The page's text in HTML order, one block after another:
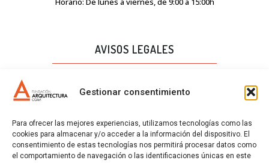
Gestionar consentimiento
Para ofrecer las mejores experiencias, utilizamos tecnologías como las
cookies para almacenar y/o acceder a la información del dispositivo. El
consentimiento de estas tecnologías nos permitirá procesar datos como
el comportamiento de navegación o las identificaciones únicas en este
AVISOS LEGALES
POLÍTICA DE CALIDAD
POLÍTICA DE COOKIES